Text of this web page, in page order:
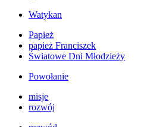
Watykan
Papież
papież Franciszek
Światowe Dni Młodzieży
Powołanie
misje
rozwój